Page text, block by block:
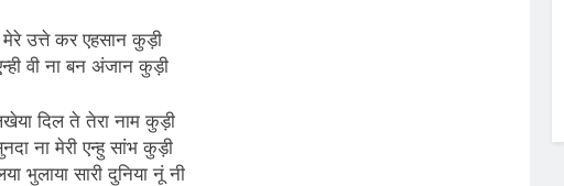
उत्ते कर एहसान कुड़ी
वी ना बन अंजान कुड़ी
दिल ते तेरा नाम कुड़ी
ना मेरी एन्हु सांभ कुड़ी
भुलाया सारी दुनिया नूं नी